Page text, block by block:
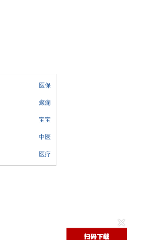
医保
癫痫
宝宝
中医
医疗